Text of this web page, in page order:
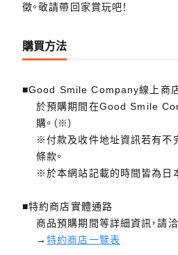
徵。敬請帶回家賞玩吧！
購買方法
■Good Smile Company線上商
於預購期間在Good Smile
購。（※）
※付款及收件地址資訊若有不
條款。
※於本網站記載的時間皆為日
■特約商店實體通路
商品預購期間等詳細資訊，請洽
→特約商店一覽表